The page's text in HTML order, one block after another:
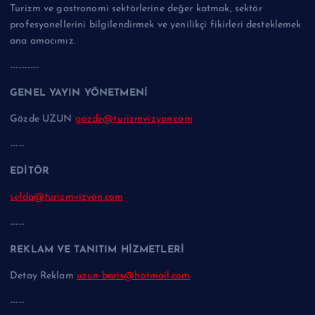
Turizm ve gastronomi sektörlerine değer katmak, sektör
profesyonellerini bilgilendirmek ve yenilikçi fikirleri desteklemek
ana amacımız.
----------
GENEL YAYIN YÖNETMENİ
Gözde UZUN gozde@turizmvizyon.com
-----
EDİTÖR
selda@turizmvizyon.com
-----
REKLAM VE TANITIM HİZMETLERİ
Detay Reklam uzun-baris@hotmail.com
-----